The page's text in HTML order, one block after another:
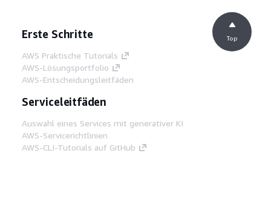
Erste Schritte
AWS Praktische Tutorials
AWS-Lösungsportfolio
AWS-Entscheidungsleitfäden
Serviceleitfäden
Auswahl eines Services mit generativer KI
AWS-Servicerichtlinien
AWS-CLI-Tutorials auf GitHub
Top